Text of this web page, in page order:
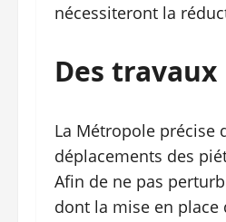
nécessiteront la
Des travaux
La Métropole précise
déplacements des
Afin de ne pas
dont la mise en place